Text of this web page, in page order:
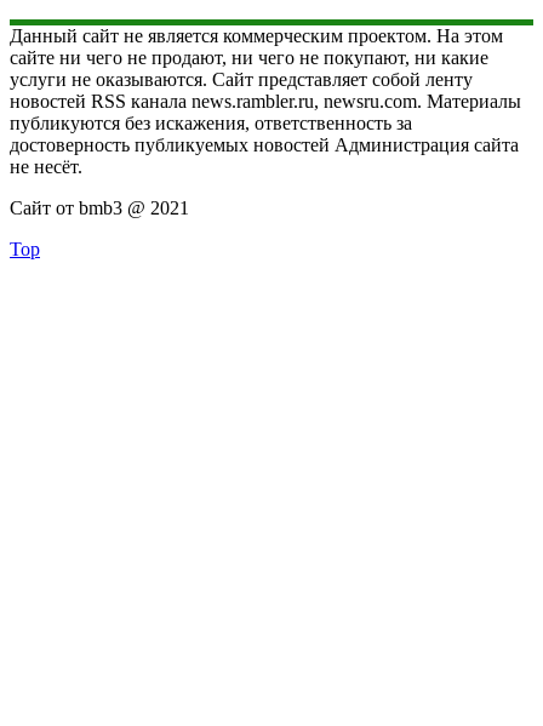
Данный сайт не является коммерческим проектом. На этом
сайте ни чего не продают, ни чего не покупают, ни какие
услуги не оказываются. Сайт представляет собой ленту
новостей RSS канала news.rambler.ru, newsru.com. Материалы
публикуются без искажения, ответственность за
достоверность публикуемых новостей Администрация сайта
не несёт.
Сайт от bmb3 @ 2021
Top